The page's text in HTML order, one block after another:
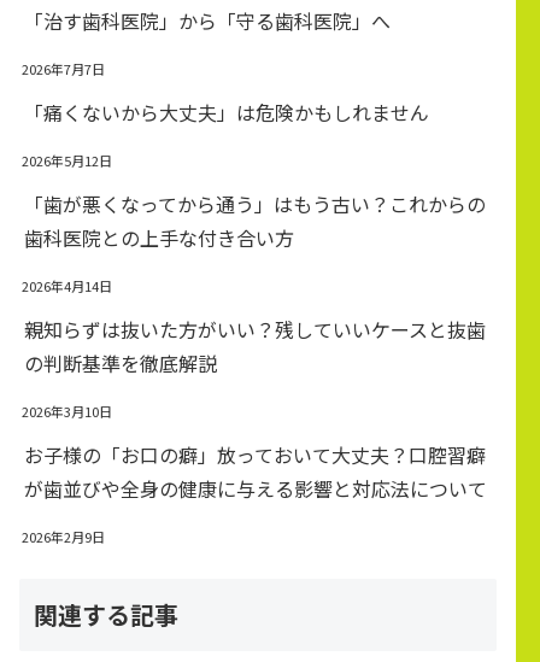
「治す歯科医院」から「守る歯科医院」へ
2026年7月7日
「痛くないから大丈夫」は危険かもしれません
2026年5月12日
「歯が悪くなってから通う」はもう古い？これからの
歯科医院との上手な付き合い方
2026年4月14日
親知らずは抜いた方がいい？残していいケースと抜歯
の判断基準を徹底解説
2026年3月10日
お子様の「お口の癖」放っておいて大丈夫？口腔習癖
が歯並びや全身の健康に与える影響と対応法について
2026年2月9日
関連する記事